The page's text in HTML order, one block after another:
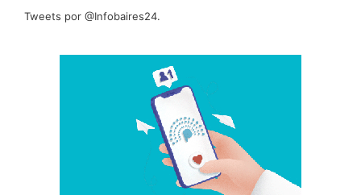
Tweets por @Infobaires24.